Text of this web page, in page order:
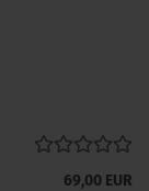
69,00 EUR